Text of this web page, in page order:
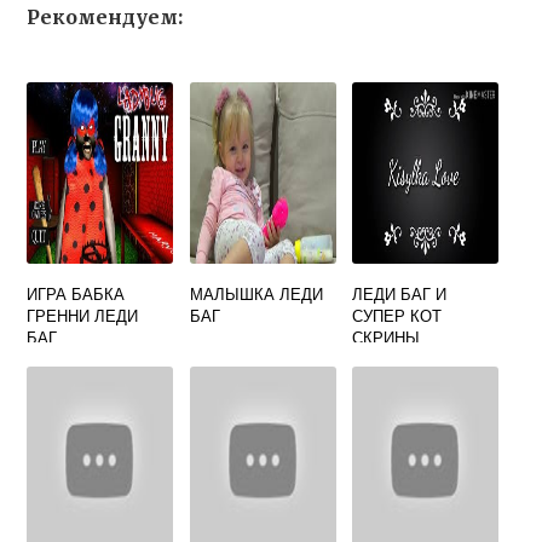
Рекомендуем:
ИГРА БАБКА
ГРЕННИ ЛЕДИ
БАГ
МАЛЫШКА ЛЕДИ
БАГ
ЛЕДИ БАГ И
СУПЕР КОТ
СКРИНЫ